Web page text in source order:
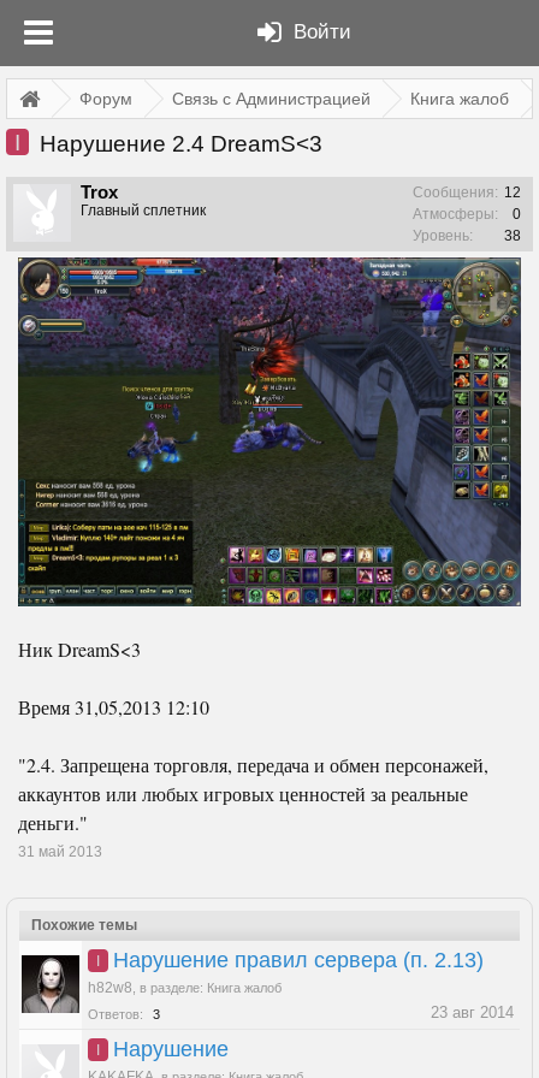
Войти
Форум Связь с Администрацией Книга жалоб
I Нарушение 2.4 DreamS<3
Trox
Главный сплетник
Сообщения: 12
Атмосферы:
0
Уровень:
38
Ник DreamS<3
Время 31,05,2013 12:10
"2.4. Запрещена торговля, передача и обмен персонажей,
аккаунтов или любых игровых ценностей за реальные
деньги."
31 май 2013
Похожие темы
I Нарушение правил сервера (п. 2.13)
h82w8 в разделе: Книга жалоб
Ответов:
3 23 авг 2014
I Нарушение